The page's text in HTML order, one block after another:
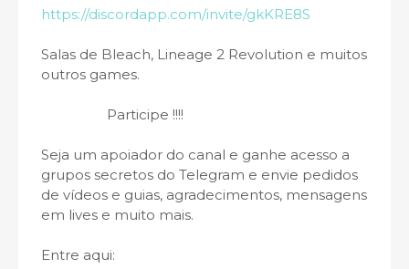
https://discordapp.com/invite/gkKRE8S
Salas de Bleach, Lineage 2 Revolution e muitos
outros games.
Participe !!!!
Seja um apoiador do canal e ganhe acesso a
grupos secretos do Telegram e envie pedidos
de vídeos e guias, agradecimentos, mensagens
em lives e muito mais.
Entre aqui: